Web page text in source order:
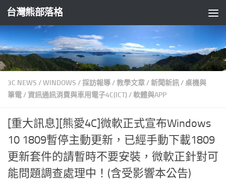
Skip to content
台灣熊部落格
3C NEWS /WINDOWS /採訪報導/教學文章/新聞新訊/ 桌機與
筆電/資訊通訊消費與車用電子4C(ICT)/軟體與APP
[重大訊息][熊愛4C]微軟正式宣布Windows
10 1809暫停主動更新，已經手動下載1809
更新套件的請暫時不要安裝，微軟正針對可
能問題調查處理中！(含受影響本公告)